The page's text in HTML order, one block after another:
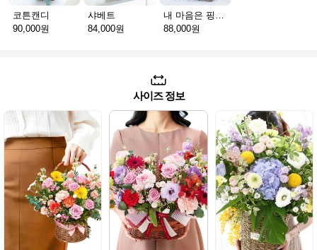
코튼캔디
90,000원
샤베트
84,000원
내 마음은 핑크빛
88,000원
사이즈 정보